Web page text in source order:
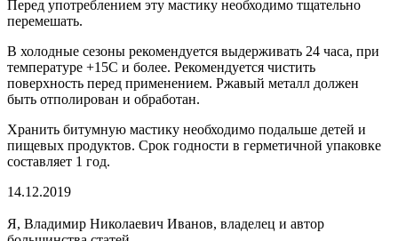
Перед употреблением эту мастику необходимо тщательно
перемешать.
В холодные сезоны рекомендуется выдерживать 24 часа, при
температуре +15С и более. Рекомендуется чистить
поверхность перед применением. Ржавый металл должен
быть отполирован и обработан.
Хранить битумную мастику необходимо подальше детей и
пищевых продуктов. Срок годности в герметичной упаковке
составляет 1 год.
14.12.2019
Я, Владимир Николаевич Иванов, владелец и автор